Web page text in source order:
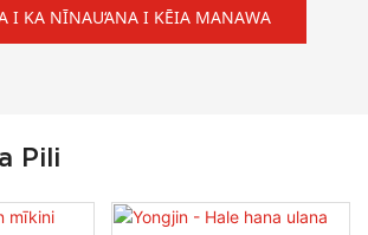
I KA NĪNAUʻANA I KĒIA MANAWA
Pili